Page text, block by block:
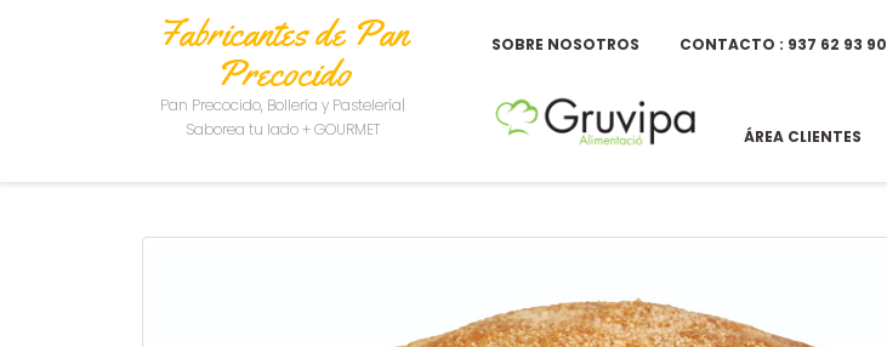
Fabricantes de Pan
Precocido
Pan Precocido, Bollería y Pastelería|
Saborea tu lado + GOURMET
SOBRE NOSOTROS CONTACTO : 937 62 93 90
ÁREA CLIENTES